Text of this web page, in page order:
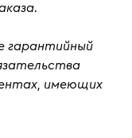
гарантийный
имеющих